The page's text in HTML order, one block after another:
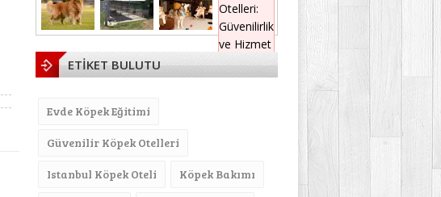
ETİKET BULUTU
Evde Köpek Eğitimi
Güvenilir Köpek Otelleri
Istanbul Köpek Oteli Köpek Bakımı